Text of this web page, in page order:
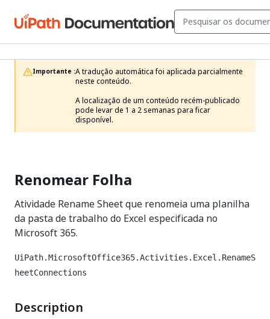
Importante :A tradução automática foi aplicada parcialmente
neste conteúdo.
A localização de um conteúdo recém-publicado
pode levar de 1 a 2 semanas para ficar
disponível.
Renomear Folha
Atividade Rename Sheet que renomeia uma planilha
da pasta de trabalho do Excel especificada no
Microsoft 365.
UiPath.MicrosoftOffice365.Activities.Excel.RenameS
heetConnections
Description